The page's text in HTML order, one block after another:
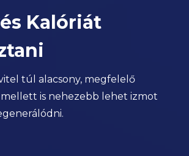
Kalóriát
túl alacsony, megfelelő
is nehezebb lehet izmot